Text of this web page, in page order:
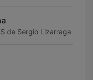
de Sergio Lizarraga